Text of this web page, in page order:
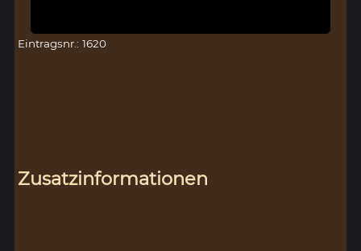
Eintragsnr.: 1620
Zusatzinformationen